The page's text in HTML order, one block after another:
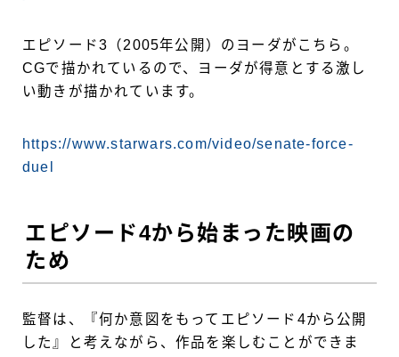
エピソード3（2005年公開）のヨーダがこちら。
CGで描かれているので、ヨーダが得意とする激し
い動きが描かれています。
https://www.starwars.com/video/senate-force-
duel
エピソード4から始まった映画の
ため
監督は、『何か意図をもってエピソード4から公開
した』と考えながら、作品を楽しむことができま